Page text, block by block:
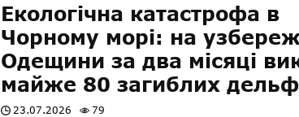
Екологічна катастрофа в
Чорному морі: на
Одещини за два місяці
майже 80 загиблих
23.07.2026 79